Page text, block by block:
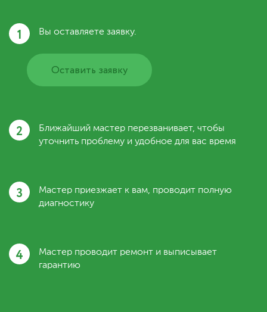
1 Вы оставляете заявку.
Оставить заявку
2
Ближайший мастер перезванивает, чтобы
уточнить проблему и удобное для вас время
3
Мастер приезжает к вам, проводит полную
диагностику
4
Мастер проводит ремонт и выписывает
гарантию